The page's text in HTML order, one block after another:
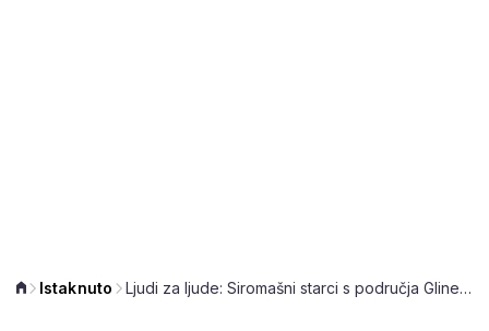
Istaknuto Ljudi za ljude: Siromašni starci s područja Gline potaknuli skupljanje i dostavu pomoći